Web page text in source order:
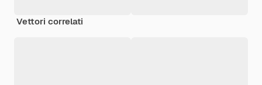
Vettori correlati